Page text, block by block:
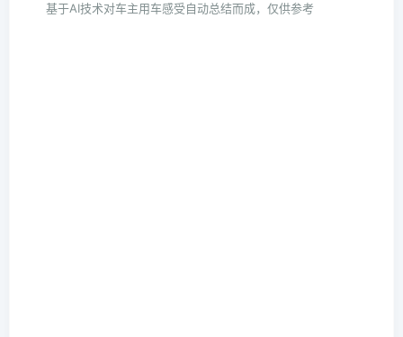
基于AI技术对车主用车感受自动总结而成，仅供参考